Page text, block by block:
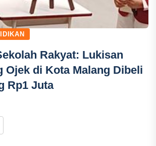
Rakyat: Lukisan
Ojek di Kota Malang Dibeli
Rp1 Juta